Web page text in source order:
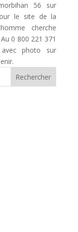
56 sur
le site de la
cherche
0 800 221 371
photo sur